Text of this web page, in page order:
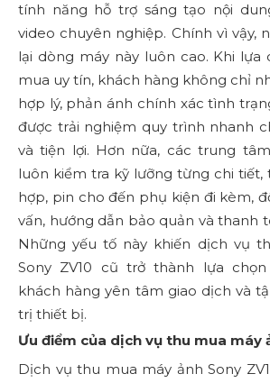
tính năng hỗ trợ sáng tạo nội
video chuyên nghiệp. Chính vì vậy,
lại dòng máy này luôn cao. Khi lựa
mua uy tín, khách hàng không chỉ
hợp lý, phản ánh chính xác tình
được trải nghiệm quy trình nhanh
và tiện lợi. Hơn nữa, các trung
luôn kiểm tra kỹ lưỡng từng chi tiết,
hợp, pin cho đến phụ kiện đi kèm,
vấn, hướng dẫn bảo quản và thanh
Những yếu tố này khiến dịch vụ
Sony ZV10 cũ trở thành lựa
khách hàng yên tâm giao dịch và
trị thiết bị.
Ưu điểm của dịch vụ thu mua máy
Dịch vụ thu mua máy ảnh Sony